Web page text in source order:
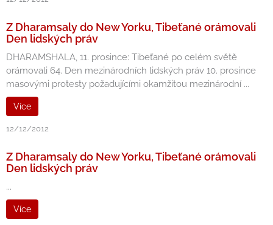
Z Dharamsaly do New Yorku, Tibeťané orámovali
Den lidských práv
DHARAMSHALA, 11. prosince: Tibeťané po celém světě
orámovali 64. Den mezinárodních lidských práv 10. prosince
masovými protesty požadujícími okamžitou mezinárodní ...
Více
12/12/2012
Z Dharamsaly do New Yorku, Tibeťané orámovali
Den lidských práv
...
Více